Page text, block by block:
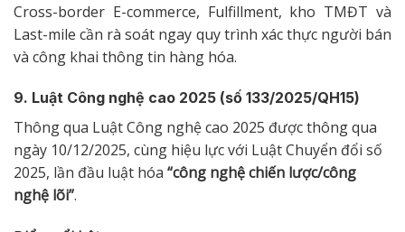
Cross-border E-commerce, Fulfillment, kho TMĐT và
Last-mile cần rà soát ngay quy trình xác thực người bán
và công khai thông tin hàng hóa.
9. Luật Công nghệ cao 2025 (số 133/2025/QH15)
Thông qua Luật Công nghệ cao 2025 được thông qua
ngày 10/12/2025, cùng hiệu lực với Luật Chuyển đổi số
2025, lần đầu luật hóa “công nghệ chiến lược/công
nghệ lõi”.